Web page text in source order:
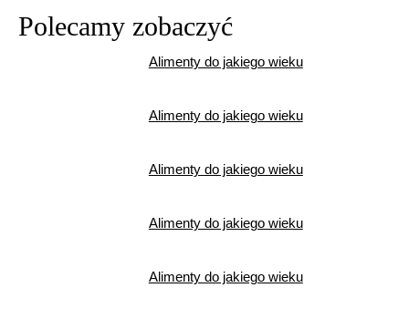
Polecamy zobaczyć
Alimenty do jakiego wieku
Alimenty do jakiego wieku
Alimenty do jakiego wieku
Alimenty do jakiego wieku
Alimenty do jakiego wieku